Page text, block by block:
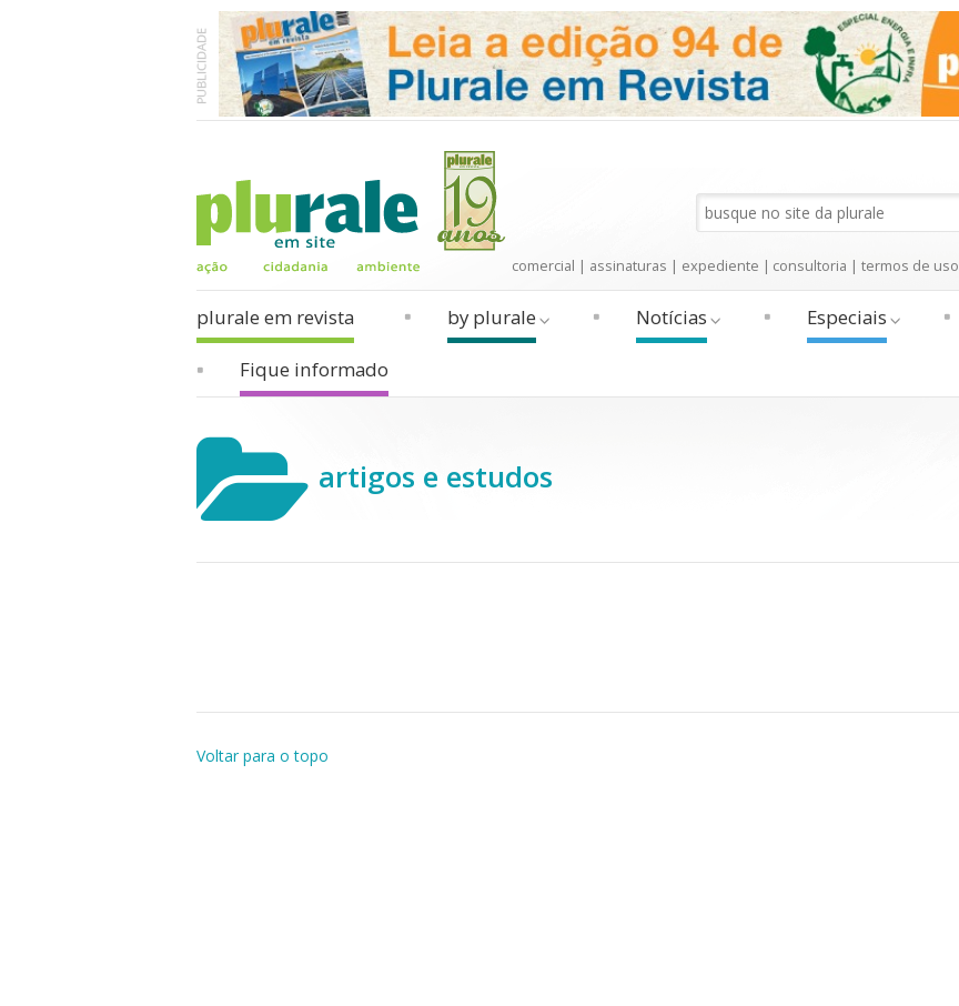
comercial | assinaturas | expediente | consultoria | termos de uso
plurale em revista by plurale Notícias Especiais
Fique informado
artigos e estudos
Voltar para o topo